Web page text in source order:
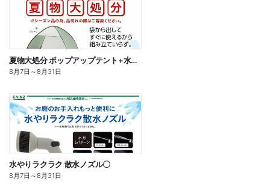
夏物大処分 ポップアップテント+水物〇
8月7日 ～8月31日
水やりラクラク 散水ノズル〇
8月7日 ～8月31日